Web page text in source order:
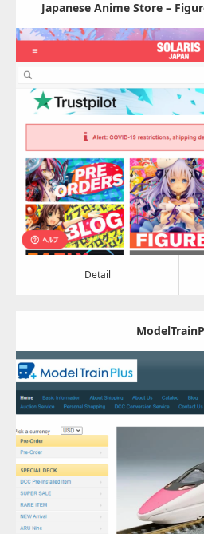
Japanese Anime Store –
More! – Solaris
Update:
Category:おも
Detail Visit
Detail
Update:
Detail